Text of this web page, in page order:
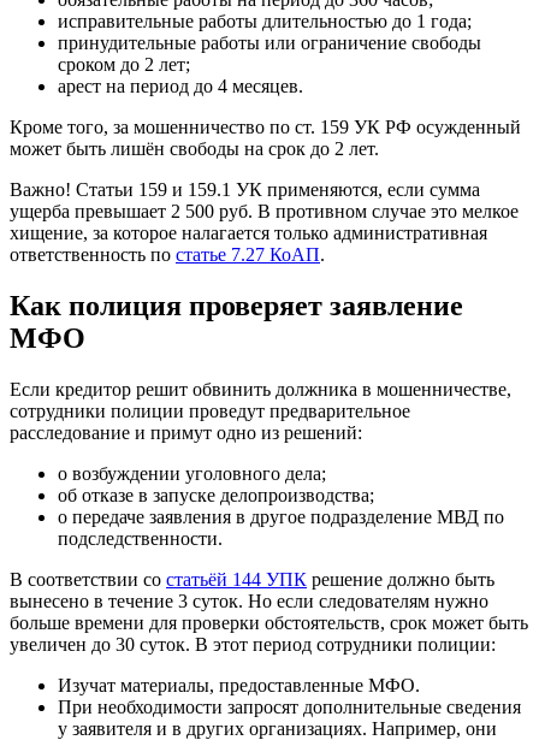
исправительные работы длительностью до 1 года;
принудительные работы или ограничение свободы
сроком до 2 лет;
арест на период до 4 месяцев.
Кроме того, за мошенничество по ст. 159 УК РФ осужденный
может быть лишён свободы на срок до 2 лет.
Важно! Статьи 159 и 159.1 УК применяются, если сумма
ущерба превышает 2 500 руб. В противном случае это мелкое
хищение, за которое налагается только административная
ответственность по статье 7.27 КоАП.
Как полиция проверяет заявление
МФО
Если кредитор решит обвинить должника в мошенничестве,
сотрудники полиции проведут предварительное
расследование и примут одно из решений:
о возбуждении уголовного дела;
об отказе в запуске делопроизводства;
о передаче заявления в другое подразделение МВД по
подследственности.
В соответствии со статьёй 144 УПК решение должно быть
вынесено в течение 3 суток. Но если следователям нужно
больше времени для проверки обстоятельств, срок может быть
увеличен до 30 суток. В этот период сотрудники полиции:
Изучат материалы, предоставленные МФО.
При необходимости запросят дополнительные сведения
у заявителя и в других организациях. Например, они